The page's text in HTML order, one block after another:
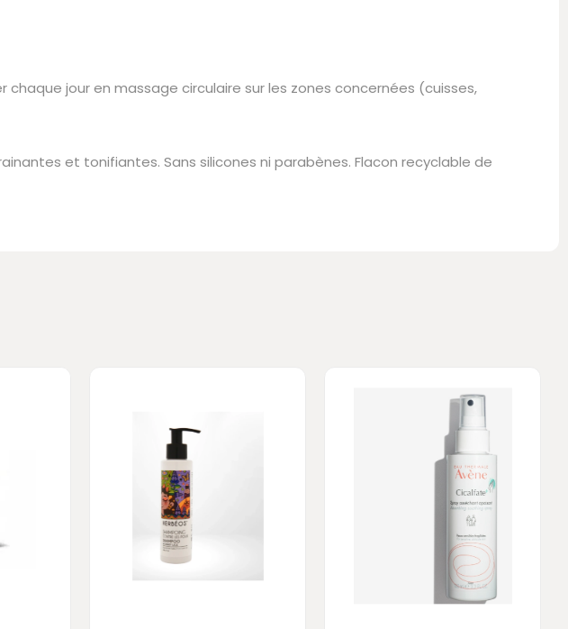
jour en massage circulaire sur les zones concernées (cuisses,
et tonifiantes. Sans silicones ni parabènes. Flacon recyclable de